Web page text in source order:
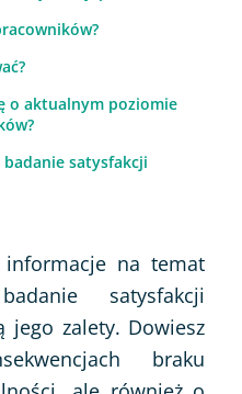
o aktualnym poziomie
satysfakcji
informacje na temat
satysfakcji
jego zalety. Dowiesz
braku